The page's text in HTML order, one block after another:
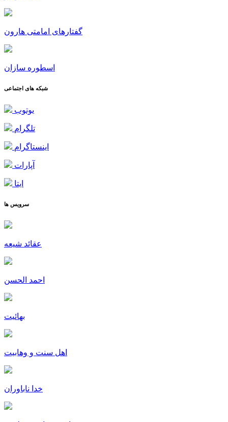
گفتارهای امامتی هارون
اسطوره سازان
شبکه های اجتماعی
یوتوب
تلگرام
اینستاگرام
آپارات
ایتا
سرویس ها
عقائد شیعه
احمد الحسن
بهائیت
اهل سنت و وهابیت
خدا ناباوران